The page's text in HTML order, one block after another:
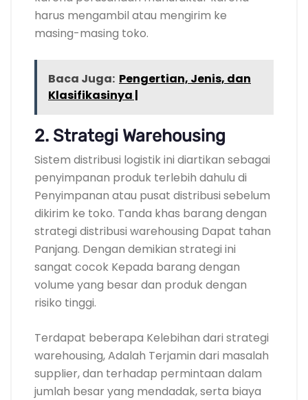
harus mengambil atau mengirim ke
masing-masing toko.
Baca Juga: Pengertian, Jenis, dan
Klasifikasinya |
2. Strategi Warehousing
Sistem distribusi logistik ini diartikan sebagai
penyimpanan produk terlebih dahulu di
Penyimpanan atau pusat distribusi sebelum
dikirim ke toko. Tanda khas barang dengan
strategi distribusi warehousing Dapat tahan
Panjang. Dengan demikian strategi ini
sangat cocok Kepada barang dengan
volume yang besar dan produk dengan
risiko tinggi.
Terdapat beberapa Kelebihan dari strategi
warehousing, Adalah Terjamin dari masalah
supplier, dan terhadap permintaan dalam
jumlah besar yang mendadak, serta biaya